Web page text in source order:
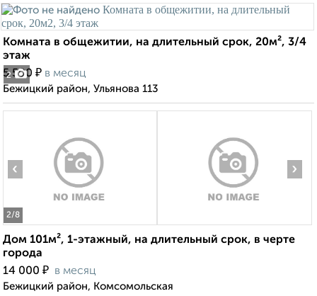
2
Комната в общежитии, на длительный срок, 20м², 3/4
этаж
5 500 ₽ в месяц
Бежицкий район, Ульянова 113
2/8
‹ ›
Дом 101м², 1-этажный, на длительный срок, в черте
города
14 000 ₽ в месяц
Бежицкий район, Комсомольская